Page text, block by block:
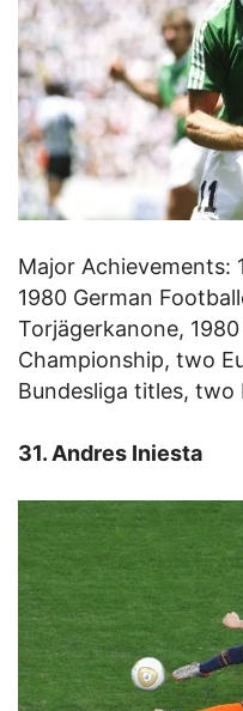
Major Achievements:
1980 German
Torjägerkanone, 1980
Championship, two
Bundesliga titles, two
31. Andres Iniesta